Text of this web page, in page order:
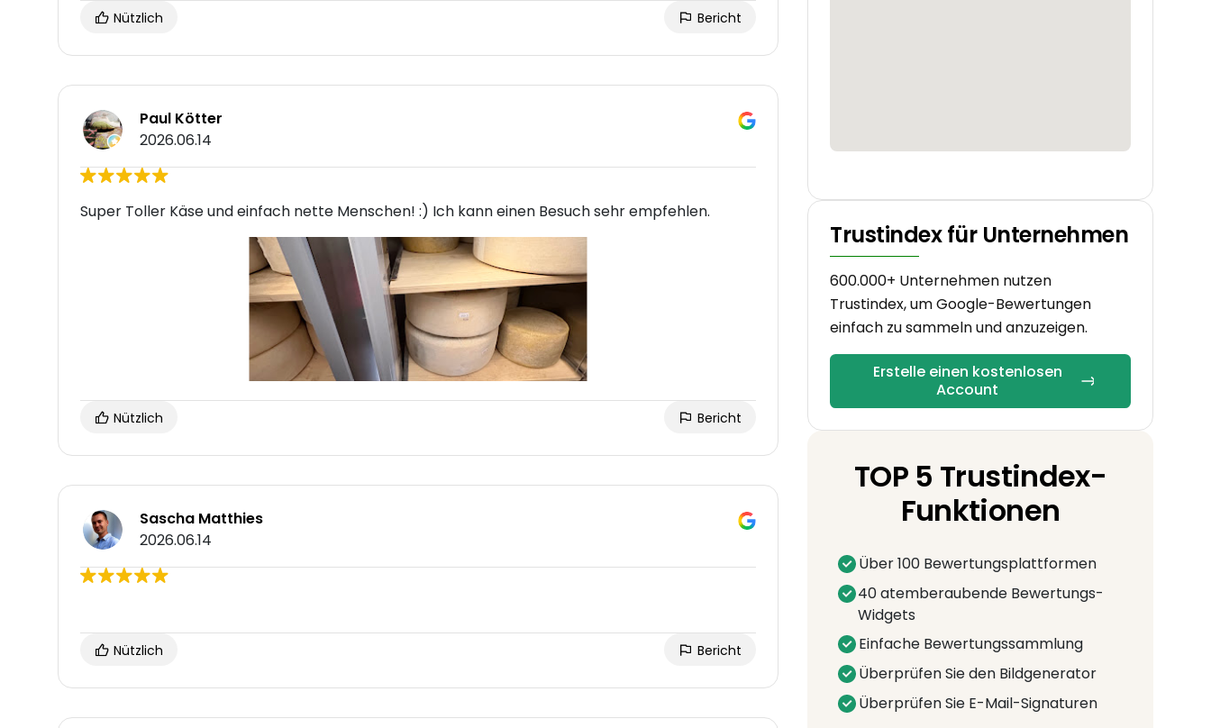
Nützlich Bericht
Paul Kötter
2026.06.14
Super Toller Käse und einfach nette Menschen! :) Ich kann einen Besuch sehr empfehlen.
Nützlich Bericht
Sascha Matthies
2026.06.14
Nützlich Bericht
Trustindex für Unternehmen
600.000+ Unternehmen nutzen
Trustindex, um Google-Bewertungen
einfach zu sammeln und anzuzeigen.
Erstelle einen kostenlosen
Account
TOP 5 Trustindex-
Funktionen
Über 100 Bewertungsplattformen
40 atemberaubende Bewertungs-
Widgets
Einfache Bewertungssammlung
Überprüfen Sie den Bildgenerator
Überprüfen Sie E-Mail-Signaturen